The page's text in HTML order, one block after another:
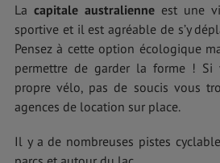
La capitale australienne est une
sportive et il est agréable de s’y
Pensez à cette option écologique
permettre de garder la forme ! Si
propre vélo, pas de soucis vous
agences de location sur place.
Il y a de nombreuses pistes